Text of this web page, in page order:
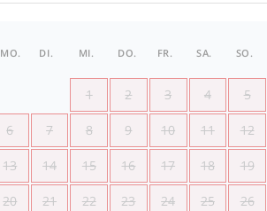
MO. DI. MI. DO. FR. SA. SO.
1 2 3 4 5
6 7 8 9 10 11 12
13 14 15 16 17 18 19
20 21 22 23 24 25 26